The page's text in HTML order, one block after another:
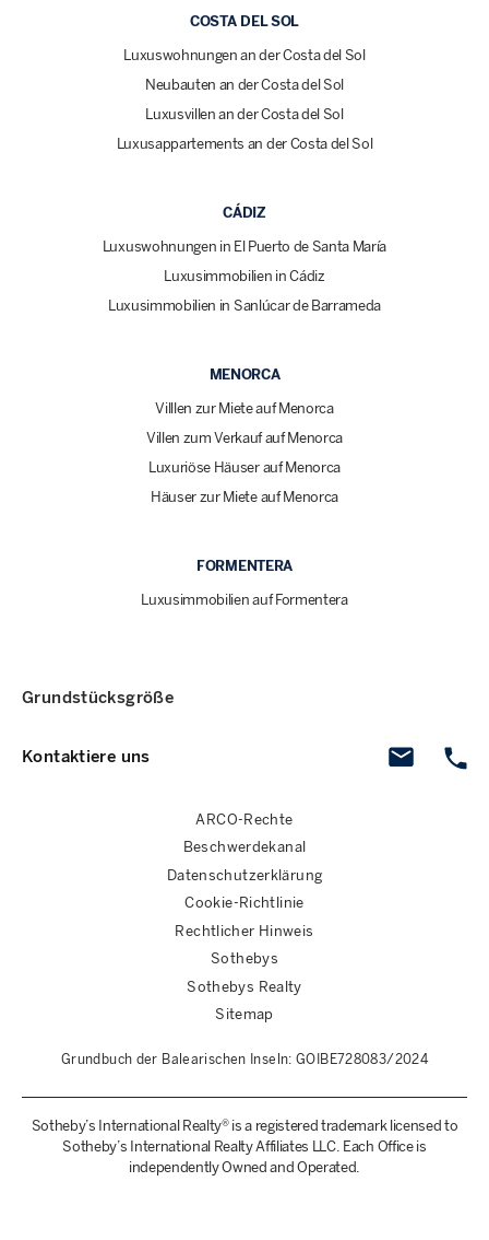
COSTA DEL SOL
Luxuswohnungen an der Costa del Sol
Neubauten an der Costa del Sol
Luxusvillen an der Costa del Sol
Luxusappartements an der Costa del Sol
CÁDIZ
Luxuswohnungen in El Puerto de Santa María
Luxusimmobilien in Cádiz
Luxusimmobilien in Sanlúcar de Barrameda
MENORCA
Villlen zur Miete auf Menorca
Villen zum Verkauf auf Menorca
Luxuriöse Häuser auf Menorca
Häuser zur Miete auf Menorca
FORMENTERA
Luxusimmobilien auf Formentera
Kontaktiere uns
Grundstücksgröße
ARCO-Rechte
Beschwerdekanal
Datenschutzerklärung
Cookie-Richtlinie
Rechtlicher Hinweis
Sothebys
Sothebys Realty
Sitemap
Grundbuch der Balearischen Inseln: GOIBE728083/2024
Sotheby’s International Realty® is a registered trademark licensed to
Sotheby’s International Realty Affiliates LLC. Each Office is
independently Owned and Operated.